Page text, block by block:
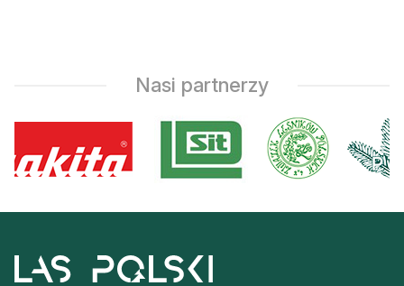
Nasi partnerzy